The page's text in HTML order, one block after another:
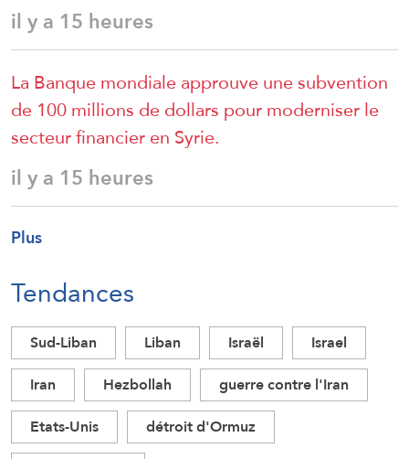
il y a 15 heures
La Banque mondiale approuve une subvention
de 100 millions de dollars pour moderniser le
secteur financier en Syrie.
il y a 15 heures
Plus
Tendances
Sud-Liban Liban Israël
Israel
Iran
Hezbollah
guerre contre l'Iran
Etats-Unis
détroit d'Ormuz